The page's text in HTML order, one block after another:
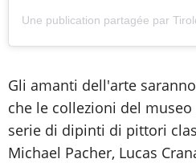
Gli amanti dell'arte
che le collezioni del
serie di dipinti di pittori
Michael Pacher, Lucas